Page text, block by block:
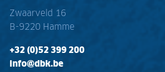
Zwaarveld 16
B-9220 Hamme
+32 (0)52 399 200
info@dbk.be